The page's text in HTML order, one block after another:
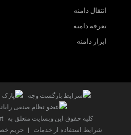
انتقال دامنه
تعرفه دامنه
ابزار دامنه
کلیه حقوق این وبسایت متعلق به
شرایط استفاده از خدمات
| حریم